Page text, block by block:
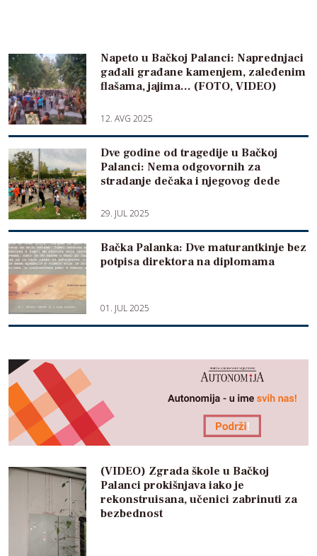
Napeto u Bačkoj Palanci: Naprednjaci
gađali građane kamenjem, zaleđenim
flašama, jajima… (FOTO, VIDEO)
12. AVG 2025
Dve godine od tragedije u Bačkoj
Palanci: Nema odgovornih za
stradanje dečaka i njegovog dede
29. JUL 2025
Bačka Palanka: Dve maturantkinje bez
potpisa direktora na diplomama
01. JUL 2025
(VIDEO) Zgrada škole u Bačkoj
Palanci prokišnjava iako je
rekonstruisana, učenici zabrinuti za
bezbednost